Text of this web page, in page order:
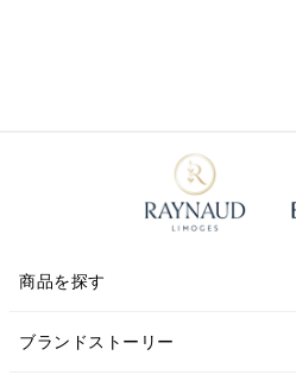
商品を探す
ブランドストーリー